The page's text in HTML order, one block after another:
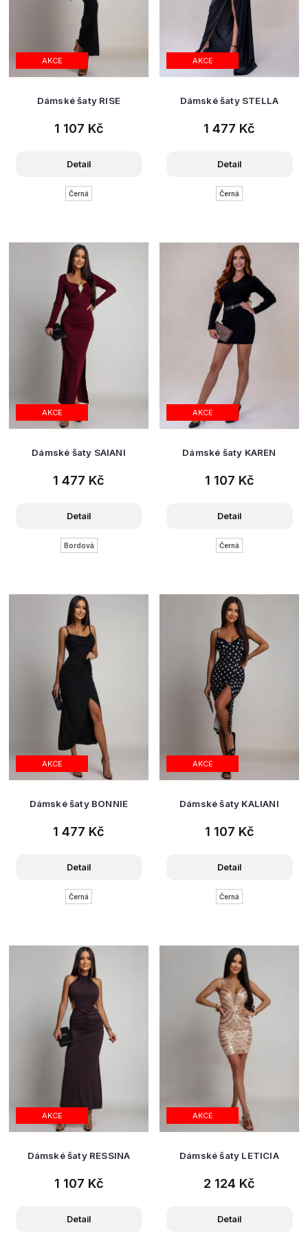
AKCE
Dámské šaty RISE
1 107 Kč
Detail
Černá
AKCE
Dámské šaty STELLA
1 477 Kč
Detail
Černá
AKCE
Dámské šaty SAIANI
1 477 Kč
Detail
Bordová
AKCE
Dámské šaty KAREN
1 107 Kč
Detail
Černá
AKCE
Dámské šaty BONNIE
1 477 Kč
Detail
Černá
AKCE
Dámské šaty KALIANI
1 107 Kč
Detail
Černá
AKCE
Dámské šaty RESSINA
1 107 Kč
Detail
AKCE
Dámské šaty LETICIA
2 124 Kč
Detail